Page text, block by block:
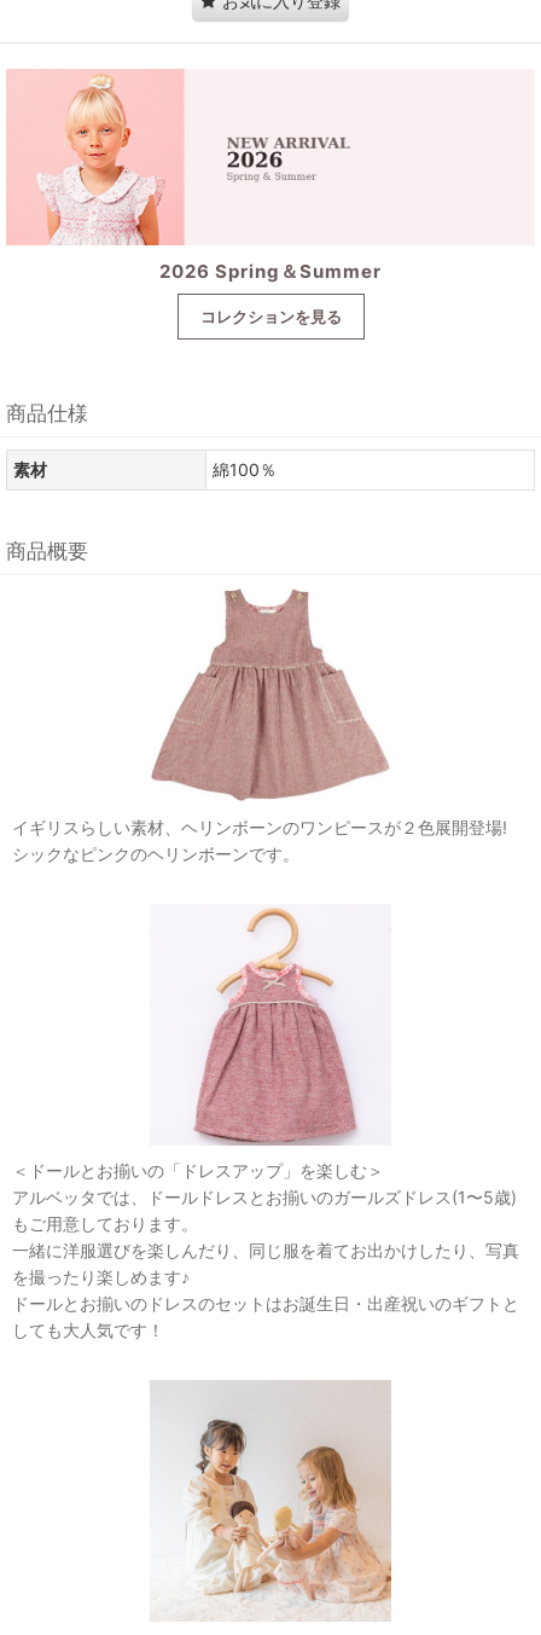
2026 Spring＆Summer
コレクションを見る
商品仕様
素材 綿100％
商品概要
イギリスらしい素材、ヘリンボーンのワンピースが２色展開登場!
シックなピンクのヘリンボーンです。
＜ドールとお揃いの「ドレスアップ」を楽しむ＞
アルベッタでは、ドールドレスとお揃いのガールズドレス(1〜5歳)
もご用意しております。
一緒に洋服選びを楽しんだり、同じ服を着てお出かけしたり、写真
を撮ったり楽しめます♪
ドールとお揃いのドレスのセットはお誕生日・出産祝いのギフトと
しても大人気です！